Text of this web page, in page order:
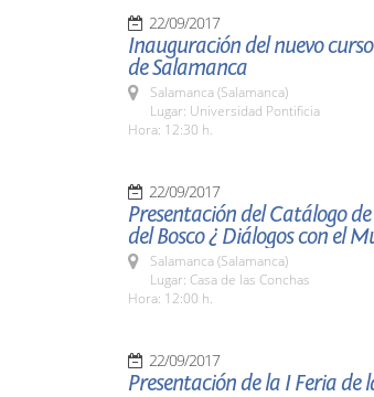
22/09/2017
Inauguración del nuevo
de Salamanca
Salamanca (Salamanca)
Lugar: Universidad Pontificia
Hora: 12:30 h.
22/09/2017
Presentación del Catálogo
del Bosco ¿ Diálogos con el
Salamanca (Salamanca)
Lugar: Casa de las Conchas
Hora: 12:00 h.
22/09/2017
Presentación de la I Feria de